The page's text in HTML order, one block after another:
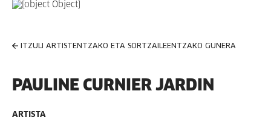
ITZULI ARTISTENTZAKO ETA SORTZAILEENTZAKO GUNERA
PAULINE CURNIER JARDIN
ARTISTA